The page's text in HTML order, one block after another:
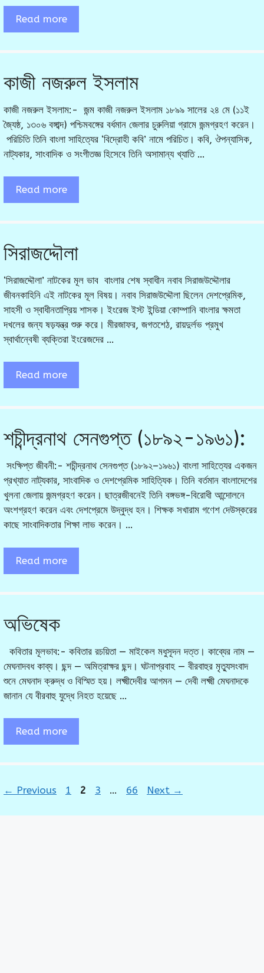
Read more
কাজী নজরুল ইসলাম
কাজী নজরুল ইসলাম:- জন্ম কাজী নজরুল ইসলাম ১৮৯৯ সালের ২৪ মে (১১ই
জ্যৈষ্ঠ, ১৩০৬ বঙ্গাব্দ) পশ্চিমবঙ্গের বর্ধমান জেলার চুরুলিয়া গ্রামে জন্মগ্রহণ করেন।
পরিচিতি তিনি বাংলা সাহিত্যের ‘বিদ্রোহী কবি’ নামে পরিচিত। কবি, ঔপন্যাসিক,
নাট্যকার, সাংবাদিক ও সংগীতজ্ঞ হিসেবে তিনি অসামান্য খ্যাতি …
Read more
সিরাজদ্দৌলা
‘সিরাজদ্দৌলা’ নাটকের মূল ভাব বাংলার শেষ স্বাধীন নবাব সিরাজউদ্দৌলার
জীবনকাহিনি এই নাটকের মূল বিষয়। নবাব সিরাজউদ্দৌলা ছিলেন দেশপ্রেমিক,
সাহসী ও স্বাধীনতাপ্রিয় শাসক। ইংরেজ ইস্ট ইন্ডিয়া কোম্পানি বাংলার ক্ষমতা
দখলের জন্য ষড়যন্ত্র শুরু করে। মীরজাফর, জগতশেঠ, রায়দুর্লভ প্রমুখ
স্বার্থান্বেষী ব্যক্তিরা ইংরেজদের …
Read more
শচীন্দ্রনাথ সেনগুপ্ত (১৮৯২-১৯৬১):
সংক্ষিপ্ত জীবনী:- শচীন্দ্রনাথ সেনগুপ্ত (১৮৯২–১৯৬১) বাংলা সাহিত্যের একজন
প্রখ্যাত নাট্যকার, সাংবাদিক ও দেশপ্রেমিক সাহিত্যিক। তিনি বর্তমান বাংলাদেশের
খুলনা জেলায় জন্মগ্রহণ করেন। ছাত্রজীবনেই তিনি বঙ্গভঙ্গ-বিরোধী আন্দোলনে
অংশগ্রহণ করেন এবং দেশপ্রেমে উদ্বুদ্ধ হন। শিক্ষক সখারাম গণেশ দেউস্করের
কাছে সাংবাদিকতার শিক্ষা লাভ করেন। …
Read more
অভিষেক
কবিতার মূলভাব:- কবিতার রচয়িতা — মাইকেল মধুসূদন দত্ত। কাব্যের নাম —
মেঘনাদবধ কাব্য। ছন্দ — অমিত্রাক্ষর ছন্দ। ঘটনাপ্রবাহ — বীরবাহুর মৃত্যুসংবাদ
শুনে মেঘনাদ ক্রুদ্ধ ও বিস্মিত হয়। লক্ষ্মীদেবীর আগমন — দেবী লক্ষ্মী মেঘনাদকে
জানান যে বীরবাহু যুদ্ধে নিহত হয়েছে …
Read more
← Previous Page
1 Page
2 Page
3 … Page
66 Next →